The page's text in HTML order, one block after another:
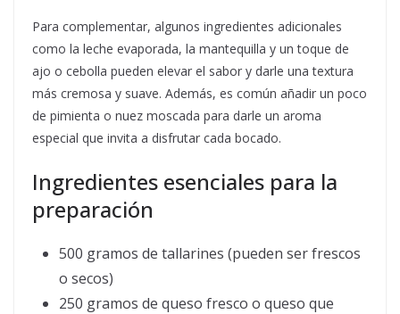
Para complementar, algunos ingredientes adicionales
como la leche evaporada, la mantequilla y un toque de
ajo o cebolla pueden elevar el sabor y darle una textura
más cremosa y suave. Además, es común añadir un poco
de pimienta o nuez moscada para darle un aroma
especial que invita a disfrutar cada bocado.
Ingredientes esenciales para la
preparación
500 gramos de tallarines (pueden ser frescos
o secos)
250 gramos de queso fresco o queso que